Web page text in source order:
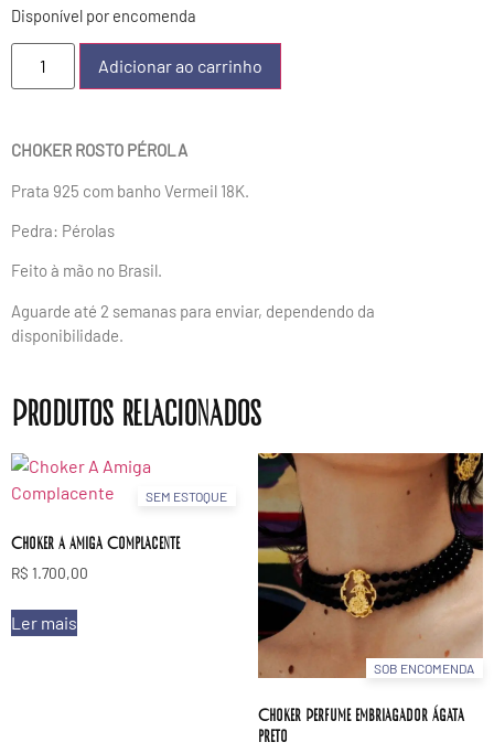
Disponível por encomenda
Adicionar ao carrinho
CHOKER ROSTO PÉROLA
Prata 925 com banho Vermeil 18K.
Pedra: Pérolas
Feito à mão no Brasil.
Aguarde até 2 semanas para enviar, dependendo da
disponibilidade.
Produtos relacionados
SEM ESTOQUE
Choker A Amiga Complacente
R$ 1.700,00
Ler mais
SOB ENCOMENDA
Choker Perfume embriagador ágata
preto